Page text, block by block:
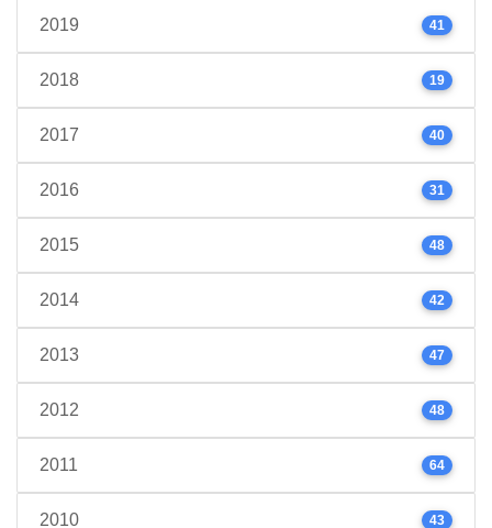
2019 41
2018 19
2017 40
2016 31
2015 48
2014 42
2013 47
2012 48
2011 64
2010 43